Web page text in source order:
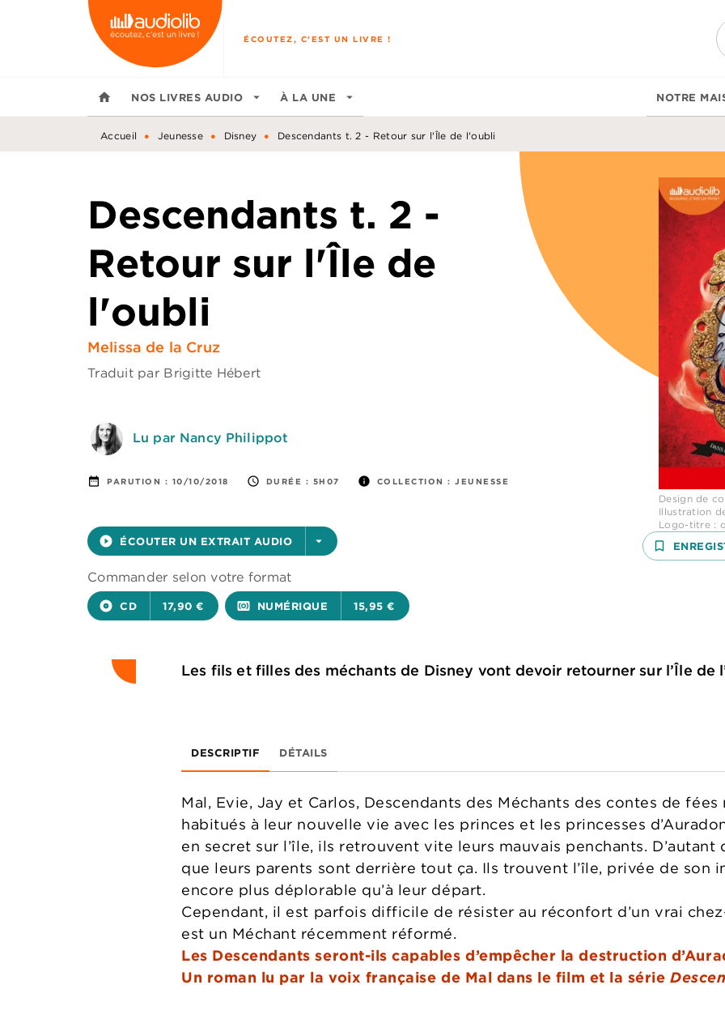
MENU RECHERCHE
ÉCOUTEZ, C'EST UN LIVRE !
home NOS LIVRES AUDIO arrow_drop_down À LA UNE arrow_drop_down NOTRE
Accueil • Jeunesse • Disney • Descendants t. 2 - Retour sur l'Île de l'oubli
Descendants t. 2 -
Retour sur l'Île de
l'oubli
Melissa de la Cruz
Traduit par Brigitte Hébert
Lu par Nancy Philippot
date_range PARUTION : 10/10/2018 access_time DURÉE : 5H07 info COLLECTION : JEUNESSE
play_circle_filled ÉCOUTER UN EXTRAIT AUDIO arrow_drop_down
Commander selon votre format
album CD 17,90 € surround_sound NUMÉRIQUE 15,95 €
Design de
Illustration
Logo-titre :
bookmark_border
Les fils et filles des méchants de Disney vont devoir retourner sur l’Île de
DESCRIPTIF DÉTAILS
Mal, Evie, Jay et Carlos, Descendants des Méchants des contes de fées
habitués à leur nouvelle vie avec les princes et les princesses
en secret sur l’île, ils retrouvent vite leurs mauvais penchants. D’autant
que leurs parents sont derrière tout ça. Ils trouvent l’île, privée de son
encore plus déplorable qu’à leur départ.
Cependant, il est parfois difficile de résister au réconfort d’un vrai
est un Méchant récemment réformé.
Les Descendants seront-ils capables d’empêcher la destruction
Un roman lu par la voix française de Mal dans le film et la série